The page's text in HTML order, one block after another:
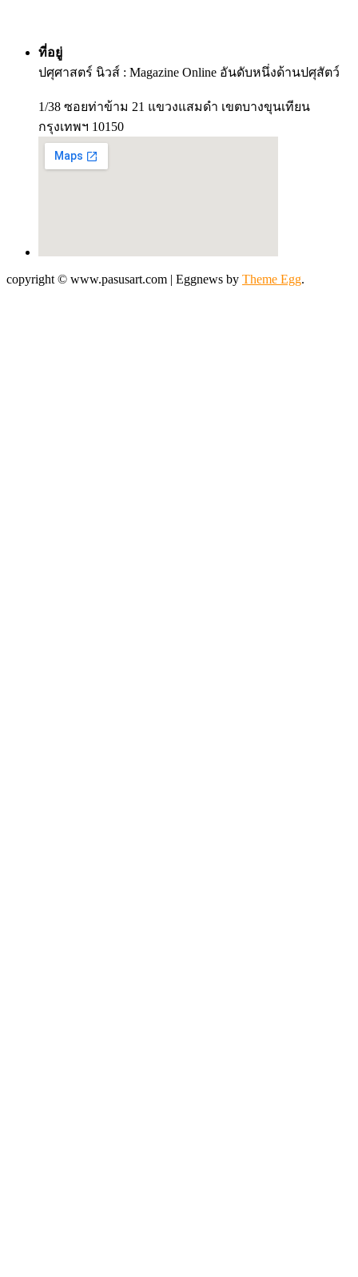
ที่อยู่
ปศุศาสตร์ นิวส์ : Magazine Online อันดับหนึ่งด้านปศุสัตว์
1/38 ซอยท่าข้าม 21 แขวงแสมดำ เขตบางขุนเทียน
กรุงเทพฯ 10150
copyright © www.pasusart.com | Eggnews by Theme Egg.